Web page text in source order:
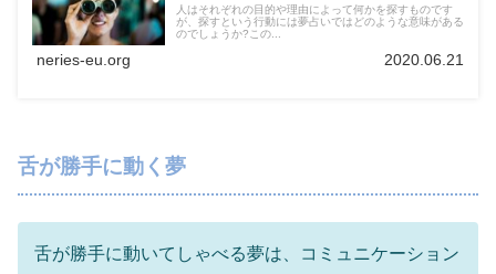
人はそれぞれの目的や理由によって何かを探すものです
が、探すという行動には夢占いではどのような意味がある
のでしょうか?この...
neries-eu.org 2020.06.21
舌が勝手に動く夢
舌が勝手に動いてしゃべる夢は、コミュニケーション